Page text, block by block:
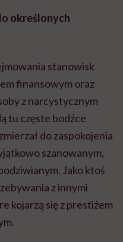
określonych
stanowisk
finansowym oraz
z narcystycznym
tu częste bodźce
do zaspokojenia
szanowanym,
Jako ktoś
z innymi
kojarzą się z prestiżem